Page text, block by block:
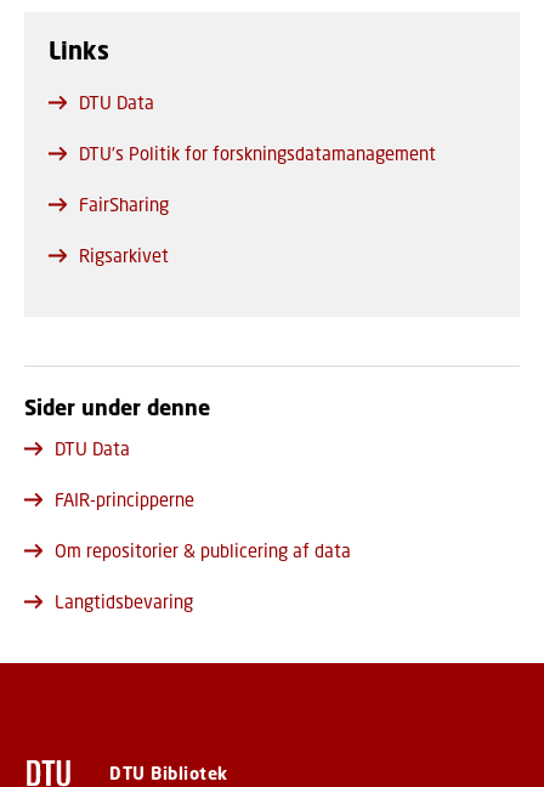
Links
DTU Data
DTU's Politik for forskningsdatamanagement
FairSharing
Rigsarkivet
Sider under denne
DTU Data
FAIR-principperne
Om repositorier & publicering af data
Langtidsbevaring
DTU Bibliotek